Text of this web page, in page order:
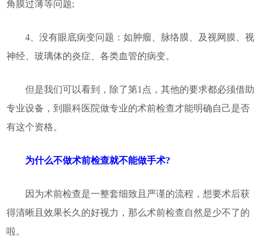
角膜过薄等问题;
4、没有眼底病变问题：如肿瘤、脉络膜、及视网膜、视
神经、玻璃体的炎症、各类血管的病变。
但是我们可以看到，除了第1点，其他的要求都必须借助
专业设备，到眼科医院做专业的术前检查才能明确自己是否
有这个资格。
为什么不做术前检查就不能做手术?
因为术前检查是一整套细致且严谨的流程，想要术后获
得清晰且效果长久的好视力，那么术前检查自然是少不了的
啦。